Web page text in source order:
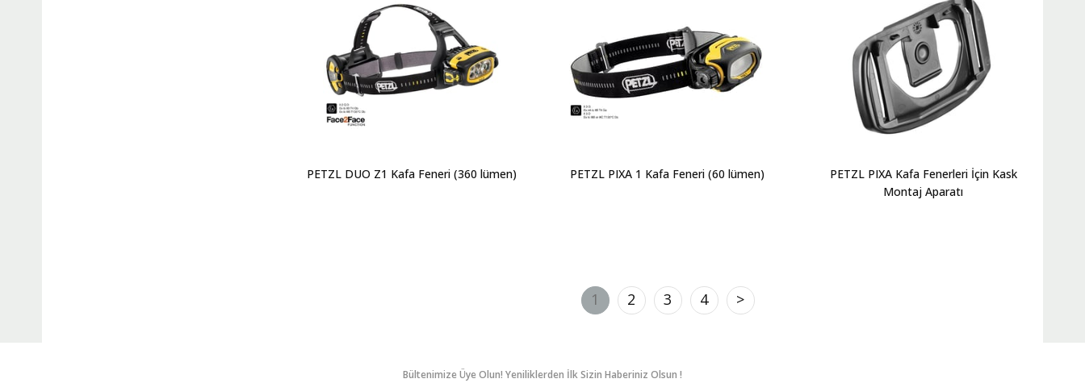
PETZL DUO Z1 Kafa Feneri (360 lümen) PETZL PIXA 1 Kafa Feneri (60 lümen)
PETZL PIXA Kafa Fenerleri İçin Kask
Montaj Aparatı
1 2 3 4 >
Bültenimize Üye Olun! Yeniliklerden İlk Sizin Haberiniz Olsun !